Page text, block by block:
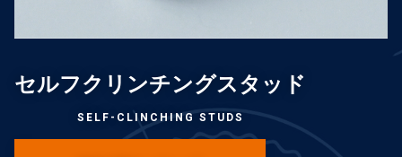
セルフクリンチングスタッド
SELF-CLINCHING STUDS